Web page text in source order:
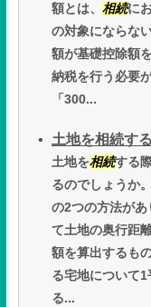
額とは、 相続に
の対象にならな
額が基礎控除額
納税を行う必要
「300...
土地を相続す
土地を相続する
るのでしょうか
の2つの方法が
て土地の奥行距
額を算出するも
る宅地について
る...